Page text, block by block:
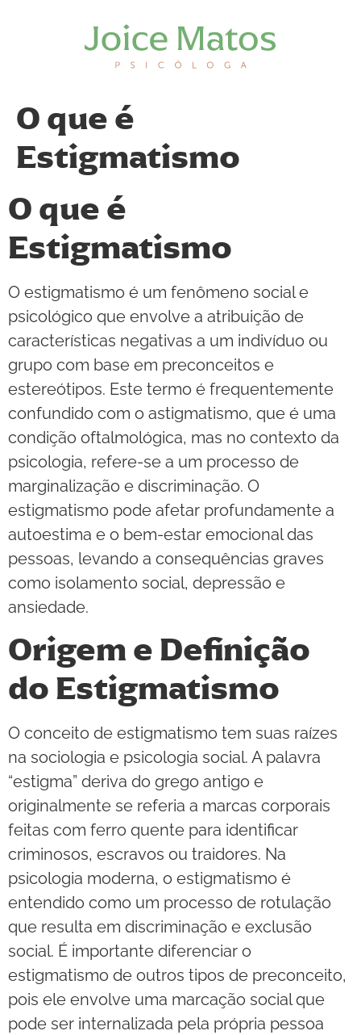
O que é
Estigmatismo
O que é
Estigmatismo
O estigmatismo é um fenômeno social e
psicológico que envolve a atribuição de
características negativas a um indivíduo ou
grupo com base em preconceitos e
estereótipos. Este termo é frequentemente
confundido com o astigmatismo, que é uma
condição oftalmológica, mas no contexto da
psicologia, refere-se a um processo de
marginalização e discriminação. O
estigmatismo pode afetar profundamente a
autoestima e o bem-estar emocional das
pessoas, levando a consequências graves
como isolamento social, depressão e
ansiedade.
Origem e Definição
do Estigmatismo
O conceito de estigmatismo tem suas raízes
na sociologia e psicologia social. A palavra
“estigma” deriva do grego antigo e
originalmente se referia a marcas corporais
feitas com ferro quente para identificar
criminosos, escravos ou traidores. Na
psicologia moderna, o estigmatismo é
entendido como um processo de rotulação
que resulta em discriminação e exclusão
social. É importante diferenciar o
estigmatismo de outros tipos de preconceito,
pois ele envolve uma marcação social que
pode ser internalizada pela própria pessoa